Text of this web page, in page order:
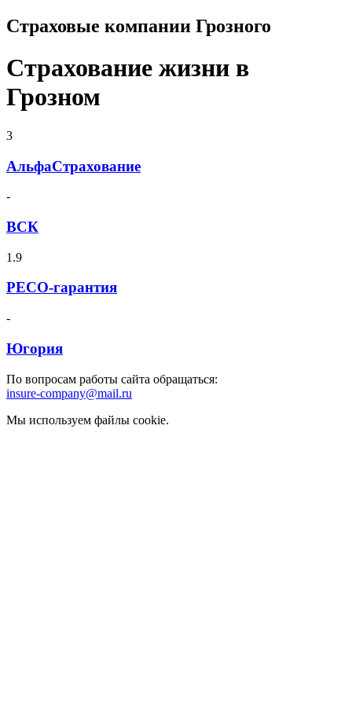
Страховые компании Грозного
Страхование жизни в
Грозном
3
АльфаСтрахование
-
ВСК
1.9
РЕСО-гарантия
-
Югория
По вопросам работы сайта обращаться:
insure-company@mail.ru
Мы используем файлы cookie.